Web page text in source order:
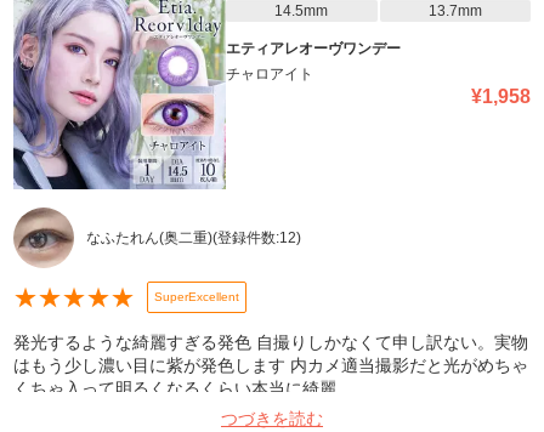
14.5mm
13.7mm
エティアレオーヴワンデー
チャロアイト
¥1,958
なふたれん(奥二重)(登録件数:12)
★★★★★ SuperExcellent
発光するような綺麗すぎる発色 自撮りしかなくて申し訳ない。実物
はもう少し濃い目に紫が発色します 内カメ適当撮影だと光がめちゃ
くちゃ入って明るくなるくらい本当に綺麗
つづきを読む